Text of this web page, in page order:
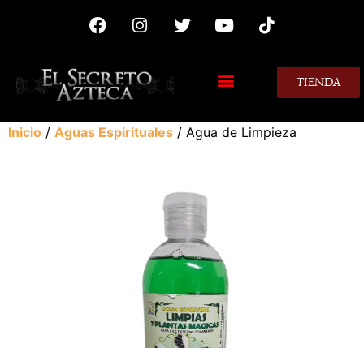
TIENDA
Inicio / Aguas Espirituales / Agua de Limpieza